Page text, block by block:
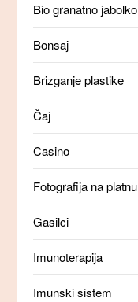
Bio granatno jabolko
Bonsaj
Brizganje plastike
Čaj
Casino
Fotografija na platnu
Gasilci
Imunoterapija
Imunski sistem